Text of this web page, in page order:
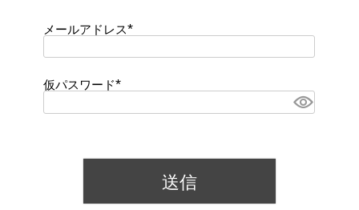
メールアドレス
必
仮パスワード
送信